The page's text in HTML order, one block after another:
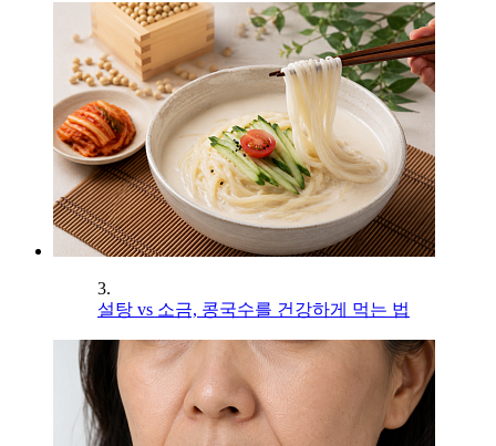
3.
설탕 vs 소금, 콩국수를 건강하게 먹는 법